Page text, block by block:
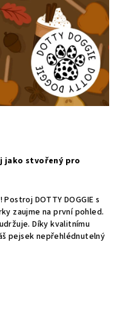
jako stvořený pro
DOTTY DOGGIE s
zaujme na první pohled.
Díky kvalitnímu
pejsek nepřehlédnutelný